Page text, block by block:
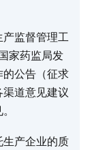
产监督管理工
家药监局发
的公告（征求
道意见建议
生产企业的质